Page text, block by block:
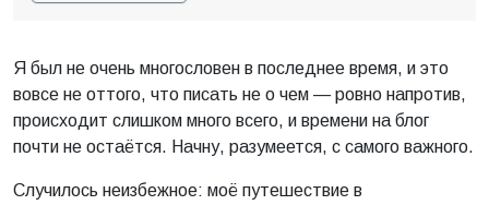
Я был не очень многословен в последнее время, и это
вовсе не оттого, что писать не о чем — ровно напротив,
происходит слишком много всего, и времени на блог
почти не остаётся. Начну, разумеется, с самого важного.
Случилось неизбежное: моё путешествие в